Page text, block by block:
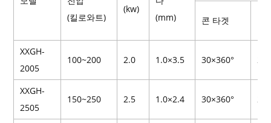
(킬로와트)
(kw)
(mm)
콘 타겟
XXGH-
2005
100~200 2.0 1.0×3.5 30×360°
XXGH-
2505
150~250 2.5 1.0×2.4 30×360°